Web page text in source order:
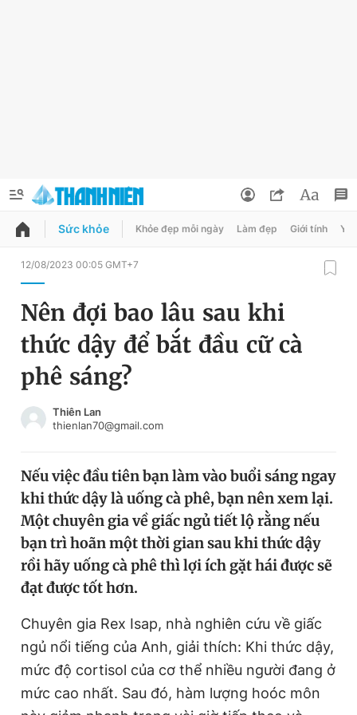
QUẢNG CÁO ĐẶT BÁO
Chuyên mục
Chuyên mục khác
Chào ngày mới
Video Magazine
Sản phẩm khác
Tiện ích
Thông tin tòa soạn Liên hệ quảng cáo
Đổi mật khẩu
Tin đã lưu
Sức khỏe Khỏe đẹp mỗi ngày Làm đẹp Giới tính Y
12/08/2023 00:05 GMT+7
Nên đợi bao lâu sau khi
thức dậy để bắt đầu cữ cà
phê sáng?
Thiên Lan
thienlan70@gmail.com
Nếu việc đầu tiên bạn làm vào buổi sáng ngay
khi thức dậy là uống cà phê, bạn nên xem lại.
Một chuyên gia về giấc ngủ tiết lộ rằng nếu
bạn trì hoãn một thời gian sau khi thức dậy
rồi hãy uống cà phê thì lợi ích gặt hái được sẽ
đạt được tốt hơn.
Chuyên gia Rex Isap, nhà nghiên cứu về giấc
ngủ nổi tiếng của Anh, giải thích: Khi thức dậy,
mức độ cortisol của cơ thể nhiều người đang ở
mức cao nhất. Sau đó, hàm lượng hoóc môn